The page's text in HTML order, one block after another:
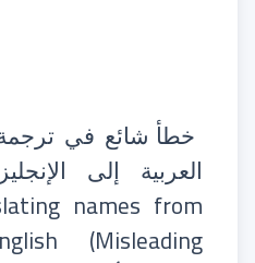
خطأ شائع في
العربية إلى
names from
(Misleading